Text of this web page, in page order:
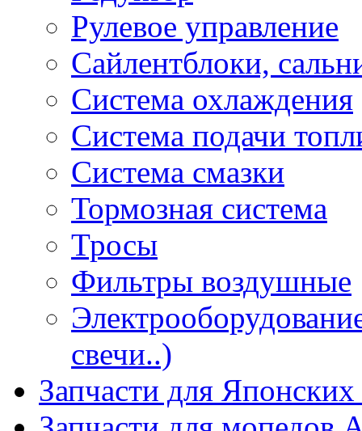
Рулевое управление
Сайлентблоки,
Система охлаждения
Система подачи
Система смазки
Тормозная система
Тросы
Фильтры воздушные
свечи..)
Запчасти для Японских